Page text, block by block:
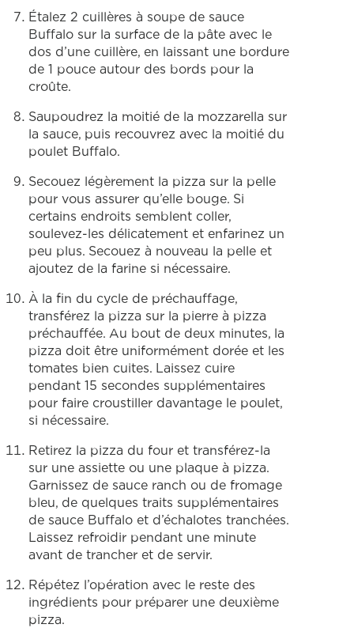
Étalez 2 cuillères à soupe de sauce
Buffalo sur la surface de la pâte avec le
dos d’une cuillère, en laissant une bordure
de 1 pouce autour des bords pour la
croûte.
Saupoudrez la moitié de la mozzarella sur
la sauce, puis recouvrez avec la moitié du
poulet Buffalo.
Secouez légèrement la pizza sur la pelle
pour vous assurer qu’elle bouge. Si
certains endroits semblent coller,
soulevez-les délicatement et enfarinez un
peu plus. Secouez à nouveau la pelle et
ajoutez de la farine si nécessaire.
À la fin du cycle de préchauffage,
transférez la pizza sur la pierre à pizza
préchauffée. Au bout de deux minutes, la
pizza doit être uniformément dorée et les
tomates bien cuites. Laissez cuire
pendant 15 secondes supplémentaires
pour faire croustiller davantage le poulet,
si nécessaire.
Retirez la pizza du four et transférez-la
sur une assiette ou une plaque à pizza.
Garnissez de sauce ranch ou de fromage
bleu, de quelques traits supplémentaires
de sauce Buffalo et d’échalotes tranchées.
Laissez refroidir pendant une minute
avant de trancher et de servir.
Répétez l’opération avec le reste des
ingrédients pour préparer une deuxième
pizza.